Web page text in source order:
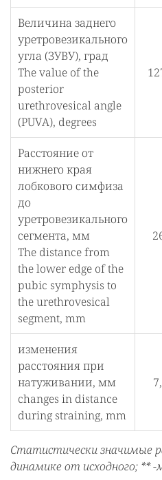
Величина заднего
уретровезикального
угла (ЗУВУ), град
The value of the
posterior
urethrovesical angle
(PUVA), degrees
Расстояние от
нижнего края
лобкового симфиза
до
уретровезикального
сегмента, мм
The distance from
the lower edge of the
pubic symphysis to
the urethrovesical
segment, mm
изменения
расстояния при
натуживании, мм
changes in distance
during straining, mm
Статистически значимые
динамике от исходного; **